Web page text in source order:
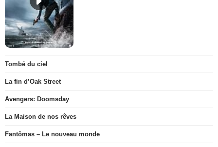
Tombé du ciel
La fin d’Oak Street
Avengers: Doomsday
La Maison de nos rêves
Fantômas – Le nouveau monde